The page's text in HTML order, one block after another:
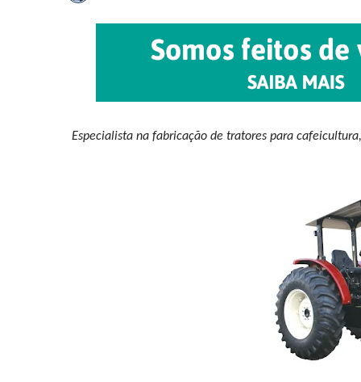
Especialista na fabricação de tratores para